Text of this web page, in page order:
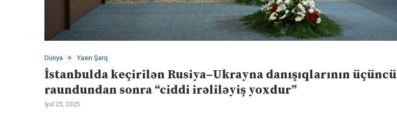
Dünya Yaxın Şərq
İstanbulda keçirilən Rusiya–Ukrayna danışıqlarının üçüncü
raundundan sonra “ciddi irəliləyiş yoxdur”
İyul 25, 2025